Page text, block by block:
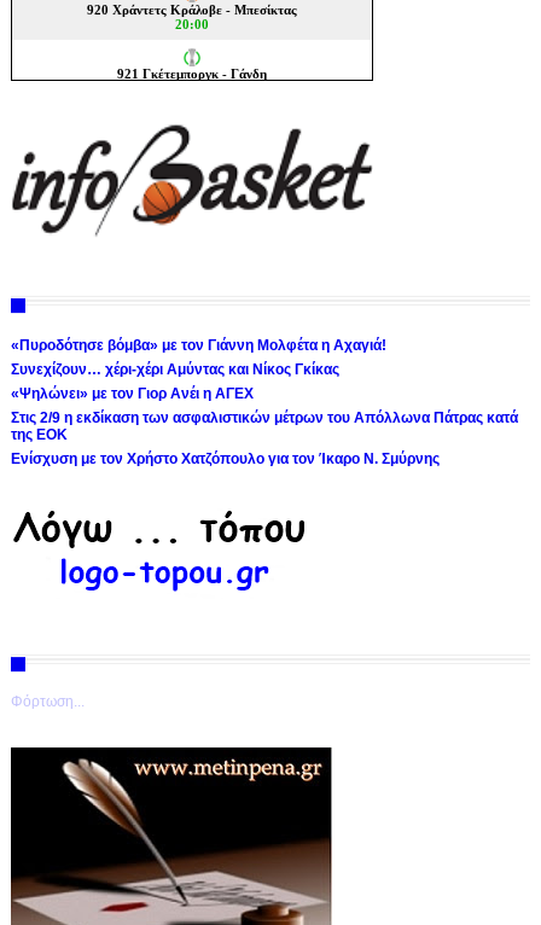
«Πυροδότησε βόμβα» με τον Γιάννη Μολφέτα η Αχαγιά!
Συνεχίζουν… χέρι-χέρι Αμύντας και Νίκος Γκίκας
«Ψηλώνει» με τον Γιορ Ανέι η ΑΓΕΧ
Στις 2/9 η εκδίκαση των ασφαλιστικών μέτρων του Απόλλωνα Πάτρας κατά
της ΕΟΚ
Ενίσχυση με τον Χρήστο Χατζόπουλο για τον Ίκαρο Ν. Σμύρνης
Φόρτωση...